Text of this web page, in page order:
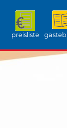
preisliste